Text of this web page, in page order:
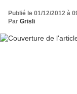
Publié le 01/12/2012 à
Par Grisli